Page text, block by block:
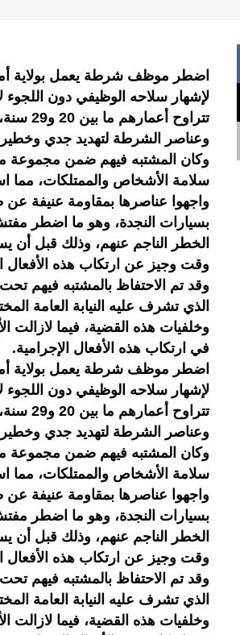
لإشهار سلاحه الوظيفي دون
وعناصر الشرطة لتهديد جدي
وكان المشتبه فيهم ضمن مجموعة
سلامة الأشخاص والممتلكات، مما
واجهوا عناصرها بمقاومة عنيفة
بسيارات النجدة، وهو ما اضطر
الخطر الناجم عنهم، وذلك قبل أن
وقت وجيز عن ارتكاب هذه الأفعال
وقد تم الاحتفاظ بالمشتبه فيهم
الذي تشرف عليه النيابة العامة
وخلفيات هذه القضية، فيما لازالت
في ارتكاب هذه الأفعال الإجرامية.
لإشهار سلاحه الوظيفي دون
وعناصر الشرطة لتهديد جدي
وكان المشتبه فيهم ضمن مجموعة
سلامة الأشخاص والممتلكات، مما
واجهوا عناصرها بمقاومة عنيفة
بسيارات النجدة، وهو ما اضطر
الخطر الناجم عنهم، وذلك قبل أن
وقت وجيز عن ارتكاب هذه الأفعال
وقد تم الاحتفاظ بالمشتبه فيهم
الذي تشرف عليه النيابة العامة
وخلفيات هذه القضية، فيما لازالت